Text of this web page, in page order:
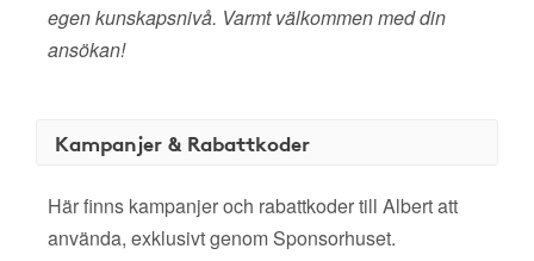
egen kunskapsnivå. Varmt välkommen med din
ansökan!
Kampanjer & Rabattkoder
Här finns kampanjer och rabattkoder till Albert att
använda, exklusivt genom Sponsorhuset.